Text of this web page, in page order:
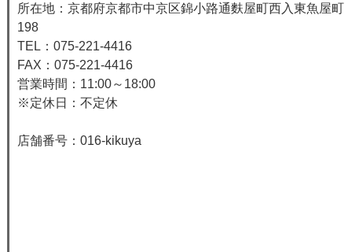
所在地：京都府京都市中京区錦小路通麩屋町西入東魚屋町
198
TEL：075-221-4416
FAX：075-221-4416
営業時間：11:00～18:00
※定休日：不定休
店舗番号：016-kikuya